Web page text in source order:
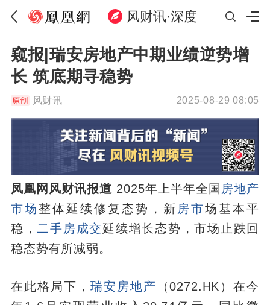
风财讯·深度
窥报|瑞安房地产中期业绩逆势增
长 筑底期寻稳势
风财讯 2025-08-29 08:05
凤凰网风财讯报道 2025年上半年全国 房地产
市场整体延续修复态势，新 房市场基本平
稳，二手房成交延续增长态势，市场止跌回
稳态势有所减弱。
在此格局下， 瑞安房地产 （0272.HK）在今